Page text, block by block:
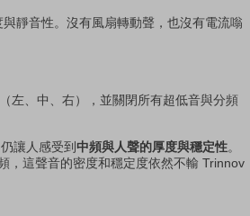
靜音性。沒有風扇轉動聲，也沒有電流嗡
左、中、右），並關閉所有超低音與分頻
讓人感受到 中頻與人聲的厚度與穩定性。
，這聲音的密度和穩定度依然不輸 Trinnov